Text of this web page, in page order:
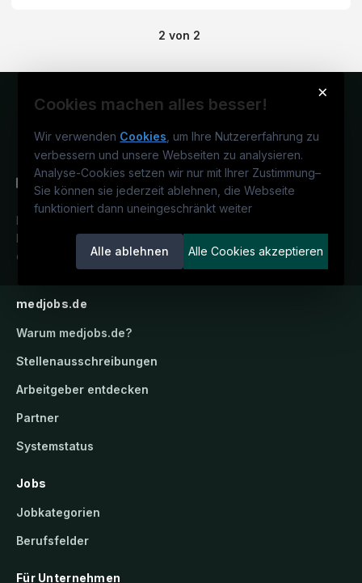
2 von 2
×
Cookies machen alles besser!
Wir verwenden Cookies , um Ihre Nutzererfahrung zu
verbessern und unsere Webseiten zu analysieren.
Analyse-Cookies setzen wir nur mit Ihrer Zustimmung–
Sie können sie jederzeit ablehnen, die Webseite
funktioniert dann uneingeschränkt weiter
Alle ablehnen Alle Cookies akzeptieren
Deutschlands medizinisches
Karriereportal.Ein Service der
candidatis GmbH.
medjobs.de
Warum medjobs.de?
Stellenausschreibungen
Arbeitgeber entdecken
Partner
Systemstatus
Jobs
Jobkategorien
Berufsfelder
Für Unternehmen